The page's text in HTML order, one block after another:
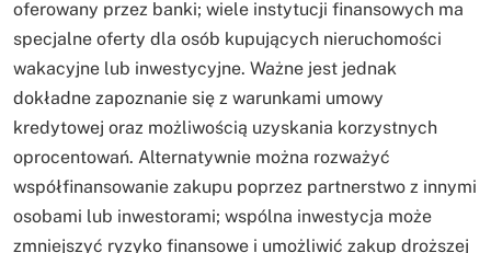
oferowany przez banki; wiele instytucji finansowych ma
specjalne oferty dla osób kupujących nieruchomości
wakacyjne lub inwestycyjne. Ważne jest jednak
dokładne zapoznanie się z warunkami umowy
kredytowej oraz możliwością uzyskania korzystnych
oprocentowań. Alternatywnie można rozważyć
współfinansowanie zakupu poprzez partnerstwo z innymi
osobami lub inwestorami; wspólna inwestycja może
zmniejszyć ryzyko finansowe i umożliwić zakup droższej